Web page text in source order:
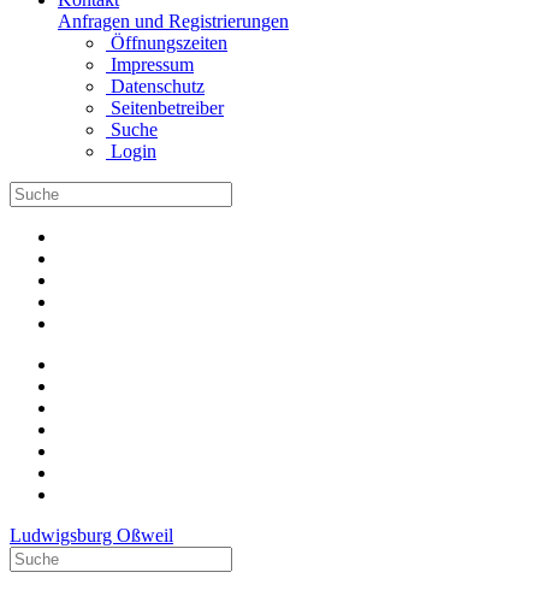
Anfragen und Registrierungen
Öffnungszeiten
Impressum
Datenschutz
Seitenbetreiber
Suche
Login
Ludwigsburg Oßweil